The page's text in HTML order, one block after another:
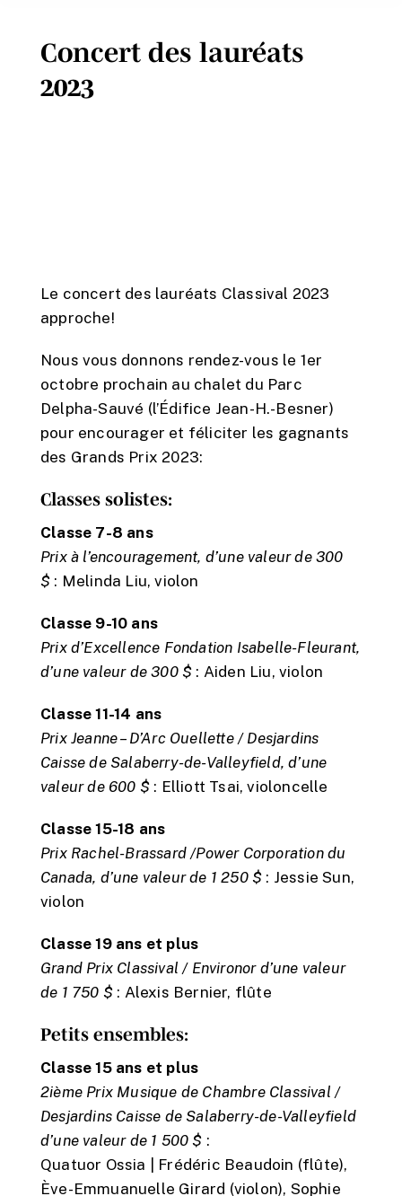
Concert des lauréats
2023
Le concert des lauréats Classival 2023
approche!
Nous vous donnons rendez-vous le 1er
octobre prochain au chalet du Parc
Delpha-Sauvé (l’Édifice Jean-H.-Besner)
pour encourager et féliciter les gagnants
des Grands Prix 2023:
Classes solistes:
Classe 7-8 ans
Prix à l’encouragement, d’une valeur de 300
$ : Melinda Liu, violon
Classe 9-10 ans
Prix d’Excellence Fondation Isabelle-Fleurant,
d’une valeur de 300 $ : Aiden Liu, violon
Classe 11-14 ans
Prix Jeanne – D’Arc Ouellette / Desjardins
Caisse de Salaberry-de-Valleyfield, d’une
valeur de 600 $ : Elliott Tsai, violoncelle
Classe 15-18 ans
Prix Rachel-Brassard /Power Corporation du
Canada, d’une valeur de 1 250 $ : Jessie Sun,
violon
Classe 19 ans et plus
Grand Prix Classival / Environor d’une valeur
de 1 750 $ : Alexis Bernier, flûte
Petits ensembles:
Classe 15 ans et plus
2ième Prix Musique de Chambre Classival /
Desjardins Caisse de Salaberry-de-Valleyfield
d’une valeur de 1 500 $ :
Quatuor Ossia | Frédéric Beaudoin (flûte),
Ève-Emmuanuelle Girard (violon), Sophie